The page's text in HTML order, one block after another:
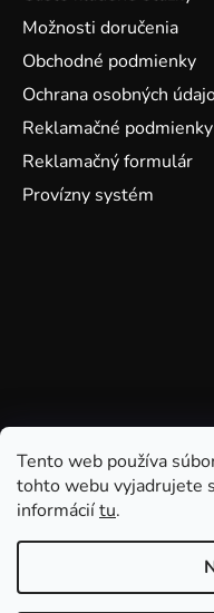
Tento web používa
tohto webu vyjadrujete
informáciítu.
Možnosti doručenia
Obchodné podmienky
Ochrana osobných
Reklamačné podmienky
Reklamačný formulár
Provízny systém